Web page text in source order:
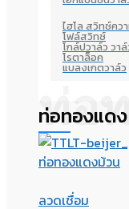
ไฮโล สวิทซ์คว
โฟล์สวิทซ์
โกล์ปวาล์ว วา
โรตาล็อค
แบลงเกตวาล์ว
ท่อ
ท่อทองแด
ท่อทองแดงม้วน
ลวดเชื่อม